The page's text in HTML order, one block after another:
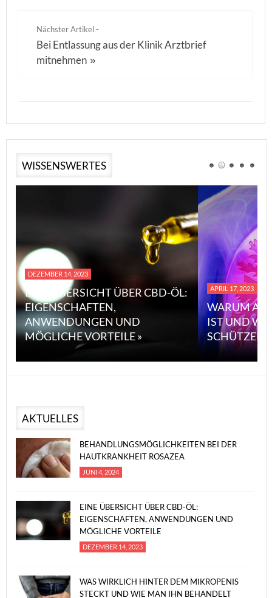
Nächster Artikel -
Bei Entlassung aus der Klinik Arztbrief
mitnehmen »
WISSENSWERTES
DEZEMBER 14, 2023
EINE ÜBERSICHT ÜBER CBD-ÖL:
EIGENSCHAFTEN,
ANWENDUNGEN UND
MÖGLICHE VORTEILE »
APRIL 17, 2023
WARUM
IST UND
SCHÜTZEN
AKTUELLES
BEHANDLUNGSMÖGLICHKEITEN BEI DER
HAUTKRANKHEIT ROSAZEA
JUNI 4, 2024
EINE ÜBERSICHT ÜBER CBD-ÖL:
EIGENSCHAFTEN, ANWENDUNGEN UND
MÖGLICHE VORTEILE
DEZEMBER 14, 2023
WAS WIRKLICH HINTER DEM MIKROPENIS
STECKT UND WIE MAN IHN BEHANDELT